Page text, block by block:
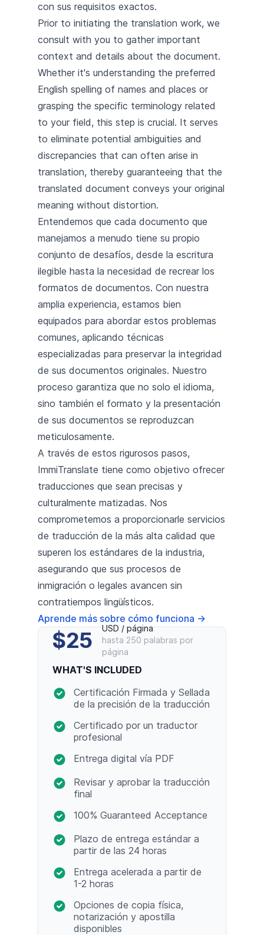
con sus requisitos exactos.
Prior to initiating the translation work, we
consult with you to gather important
context and details about the document.
Whether it's understanding the preferred
English spelling of names and places or
grasping the specific terminology related
to your field, this step is crucial. It serves
to eliminate potential ambiguities and
discrepancies that can often arise in
translation, thereby guaranteeing that the
translated document conveys your original
meaning without distortion.
Entendemos que cada documento que
manejamos a menudo tiene su propio
conjunto de desafíos, desde la escritura
ilegible hasta la necesidad de recrear los
formatos de documentos. Con nuestra
amplia experiencia, estamos bien
equipados para abordar estos problemas
comunes, aplicando técnicas
especializadas para preservar la integridad
de sus documentos originales. Nuestro
proceso garantiza que no solo el idioma,
sino también el formato y la presentación
de sus documentos se reproduzcan
meticulosamente.
A través de estos rigurosos pasos,
ImmiTranslate tiene como objetivo ofrecer
traducciones que sean precisas y
culturalmente matizadas. Nos
comprometemos a proporcionarle servicios
de traducción de la más alta calidad que
superen los estándares de la industria,
asegurando que sus procesos de
inmigración o legales avancen sin
contratiempos lingüísticos.
Aprende más sobre cómo funciona →
$25
USD / página
hasta 250 palabras por
página
WHAT'S INCLUDED
Certificación Firmada y Sellada
de la precisión de la traducción
Certificado por un traductor
profesional
Entrega digital vía PDF
Revisar y aprobar la traducción
final
100% Guaranteed Acceptance
Plazo de entrega estándar a
partir de las 24 horas
Entrega acelerada a partir de
1-2 horas
Opciones de copia física,
notarización y apostilla
disponibles